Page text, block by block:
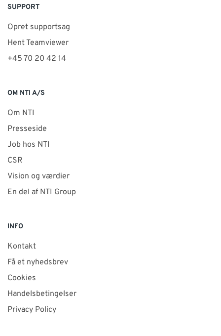
SUPPORT
Opret supportsag
Hent Teamviewer
+45 70 20 42 14
OM NTI A/S
Om NTI
Presseside
Job hos NTI
CSR
Vision og værdier
En del af NTI Group
INFO
Kontakt
Få et nyhedsbrev
Cookies
Handelsbetingelser
Privacy Policy